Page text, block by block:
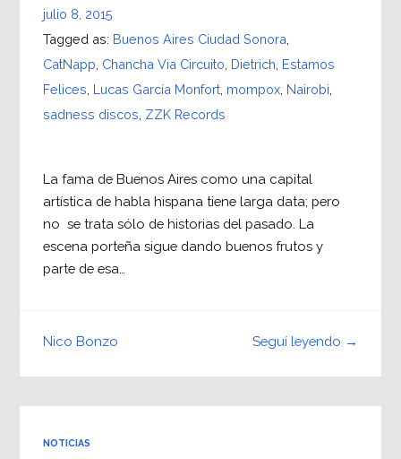
julio 8, 2015
Tagged as: Buenos Aires Ciudad Sonora
CatNapp Chancha Via Circuito Dietrich Estamos
Felices Lucas García Monfort, mompox, Nairobi
sadness discos ZZK Records
La fama de Buenos Aires como una capital
artística de habla hispana tiene larga data; pero
no se trata sólo de historias del pasado. La
escena porteña sigue dando buenos frutos y
parte de esa…
Seguí leyendo →
Nico Bonzo
NOTICIAS